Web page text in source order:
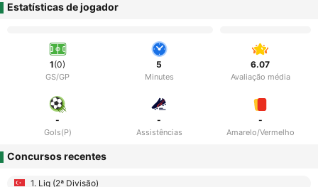
Estatísticas de jogador
1(0)
GS/GP
5
Minutes
6.07
Avaliação média
-
Gols(P)
-
Assistências
-
Amarelo/Vermelho
Concursos recentes
1. Lig (2ª Divisão)